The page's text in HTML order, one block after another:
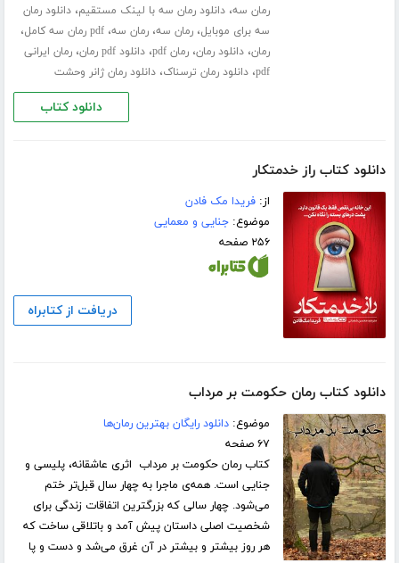
رمان سه،دانلود رمان سه با لینک مستقیم،دانلود رمان
سه برای موبایل،رمان سه،رمان سه،pdf رمان سه کامل ،
رمان،دانلود رمان،رمان pdf ،دانلود pdf رمان ،رمان ایرانی
pdf،دانلود رمان ترسناک،دانلود رمان ژانر وحشت
دانلود کتاب
دانلود کتاب راز خدمتکار
از:فریدا مک فادن
موضوع:جنایی و معمایی
۲۵۶ صفحه
دریافت از کتابراه
دانلود کتاب رمان حکومت بر مرداب
موضوع:دانلود رایگان بهترین رمان‌ها
۶۷ صفحه
کتاب رمان حکومت بر مرداب اثری عاشقانه، پلیسی و
جنایی است. همه‌ی ماجرا به چهار سال قبل‌تر ختم
می‌شود. چهار سالی که بزرگترین اتفاقات زندگی برای
شخصیت اصلی داستان پیش آمد و باتلاقی ساخت که
هر روز بیشتر و بیشتر در آن غرق می‌شد و دست و پا